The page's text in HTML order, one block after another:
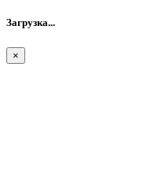
Загрузка...
×